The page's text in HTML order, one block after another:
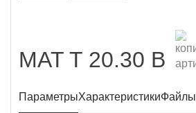
MAT T 20.30 B
ПараметрыХарактеристикиФайлы